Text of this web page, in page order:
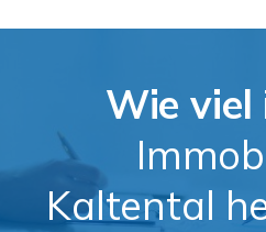
Wie viel
Kaltental